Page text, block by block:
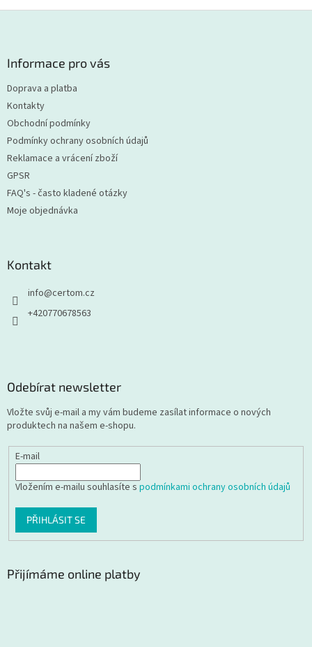
Informace pro vás
Doprava a platba
Kontakty
Obchodní podmínky
Podmínky ochrany osobních údajů
Reklamace a vrácení zboží
GPSR
FAQ's - často kladené otázky
Moje objednávka
Kontakt
info@certom.cz
+420770678563
Odebírat newsletter
Vložte svůj e-mail a my vám budeme zasílat informace o nových
produktech na našem e-shopu.
E-mail
Vložením e-mailu souhlasíte s podmínkami ochrany osobních údajů
PŘIHLÁSIT SE
Přijímáme online platby